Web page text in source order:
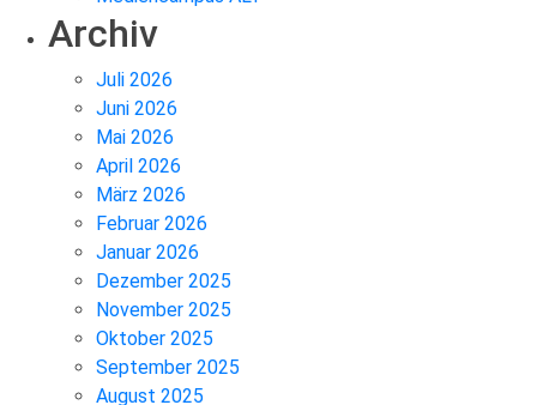
Archiv
Juli 2026
Juni 2026
Mai 2026
April 2026
März 2026
Februar 2026
Januar 2026
Dezember 2025
November 2025
Oktober 2025
September 2025
August 2025